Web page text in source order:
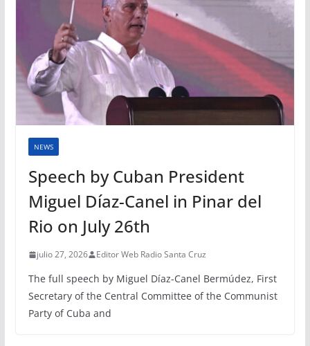
NEWS
Speech by Cuban President
Miguel Díaz-Canel in Pinar del
Rio on July 26th
julio 27, 2026 Editor Web Radio Santa Cruz
The full speech by Miguel Díaz-Canel Bermúdez, First
Secretary of the Central Committee of the Communist
Party of Cuba and